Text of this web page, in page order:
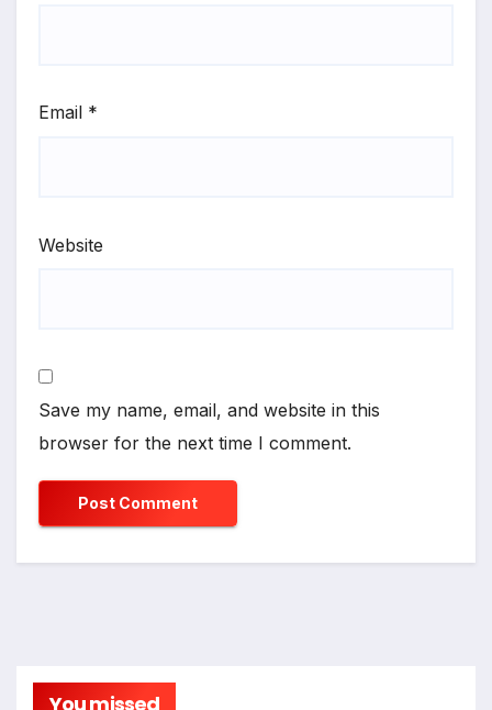
Email *
Website
Save my name, email, and website in this
browser for the next time I comment.
You missed